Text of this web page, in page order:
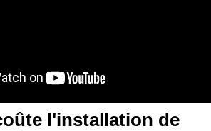
l'installation de